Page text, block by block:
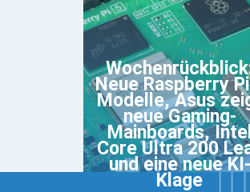
Neue Raspberry
Modelle, Asus
neue Gaming-
Mainboards,
Core Ultra 200
und eine neue KI-
Klage